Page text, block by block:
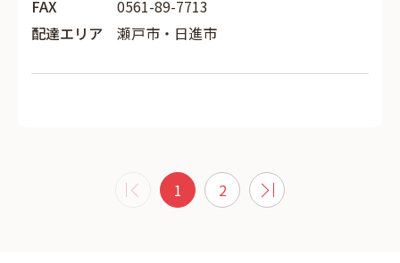
FAX
0561-89-7713
配達エリア
瀬戸市・日進市
1 2